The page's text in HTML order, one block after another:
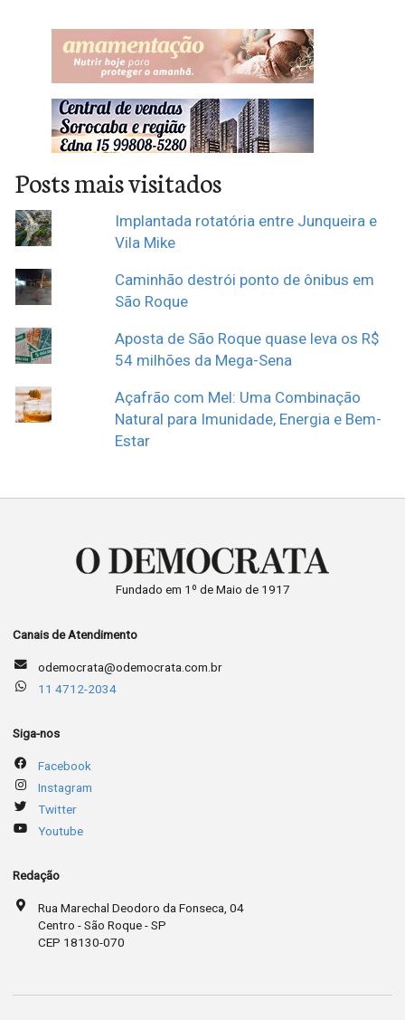
Posts mais visitados
Implantada rotatória entre Junqueira e
Vila Mike
Caminhão destrói ponto de ônibus em
São Roque
Aposta de São Roque quase leva os R$
54 milhões da Mega-Sena
Açafrão com Mel: Uma Combinação
Natural para Imunidade, Energia e Bem-
Estar
Fundado em 1º de Maio de 1917
Canais de Atendimento
odemocrata@odemocrata.com.br
11 4712-2034
Siga-nos
Facebook
Instagram
Twitter
Youtube
Redação
Rua Marechal Deodoro da Fonseca, 04
Centro - São Roque - SP
CEP 18130-070